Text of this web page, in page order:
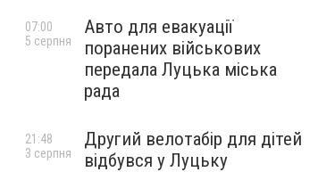
Авто для евакуації
поранених військових
передала Луцька міська
рада
07:00
5 серпня
Другий велотабір для дітей
відбувся у Луцьку
21:48
3 серпня